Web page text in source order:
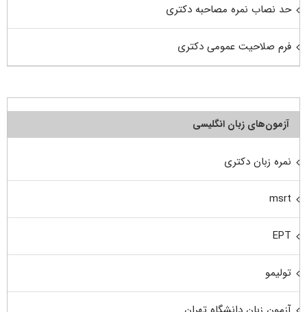
حد نصاب نمره مصاحبه دکتری
فرم صلاحیت عمومی دکتری
آزمون‌های زبان انگلیسی
نمره زبان دکتری
msrt
EPT
تولیمو